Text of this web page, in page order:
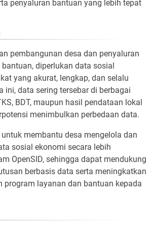
penyaluran bantuan yang lebih tepat
pembangunan desa dan penyaluran
diperlukan data sosial
yang akurat, lengkap, dan selalu
ini, data sering tersebar di berbagai
BDT, maupun hasil pendataan lokal
menimbulkan perbedaan data.
membantu desa mengelola dan
sosial ekonomi secara lebih
OpenSID, sehingga dapat mendukung
berbasis data serta meningkatkan
program layanan dan bantuan kepada